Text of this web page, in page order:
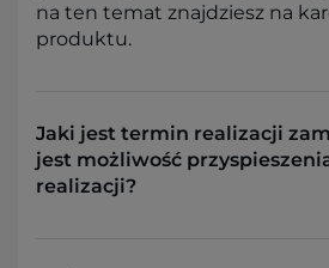
na ten temat znajdziesz na
produktu.
Jaki jest termin realizacji
jest możliwość
realizacji?